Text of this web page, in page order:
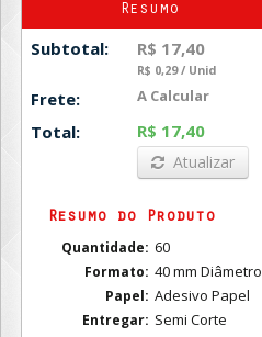
Resumo
Subtotal: R$ 17,40
R$ 0,29 / Unid
Frete: A Calcular
Total: R$ 17,40
Atualizar
Resumo do Produto
Quantidade: 60
Formato: 40 mm Diâmetro
Papel: Adesivo Papel
Entregar: Semi Corte